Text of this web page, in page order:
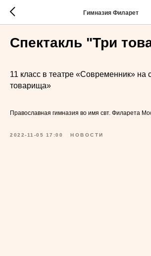
Гимназия Филарет
Спектакль "Три
11 класс в театре «Современник» на
товарища»
Православная гимназия во имя свт. Филарета
2022-11-05 17:00 НОВОСТИ